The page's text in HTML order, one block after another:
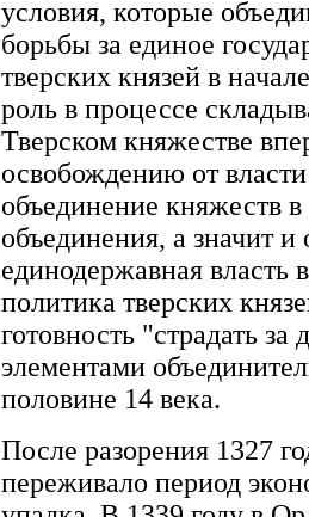
условия, которые
борьбы за единое
тверских князей в
роль в процессе
Тверском княжестве
освобождению от
объединение княжеств
объединения, а значит
единодержавная власть
политика тверских
готовность "страдать
элементами
половине 14 века.
После разорения 1327
переживало период